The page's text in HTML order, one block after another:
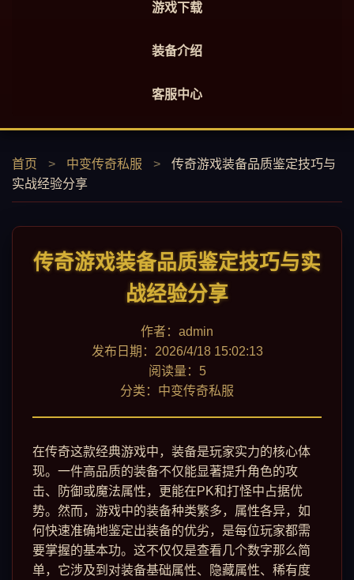
游戏下载
装备介绍
客服中心
首页 > 中变传奇私服 >
传奇游戏装备品质鉴定技巧与
实战经验分享
传奇游戏装备品质鉴定技巧与实
战经验分享
作者：admin
发布日期：2026/4/18 15:02:13
阅读量：5
分类：中变传奇私服
在传奇这款经典游戏中，装备是玩家实力的核心体
现。一件高品质的装备不仅能显著提升角色的攻
击、防御或魔法属性，更能在PK和打怪中占据优
势。然而，游戏中的装备种类繁多，属性各异，如
何快速准确地鉴定出装备的优劣，是每位玩家都需
要掌握的基本功。这不仅仅是查看几个数字那么简
单，它涉及到对装备基础属性、隐藏属性、稀有度